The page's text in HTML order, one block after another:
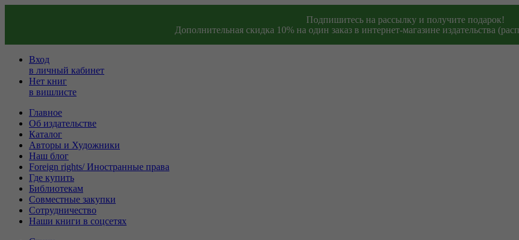
Подпишитесь на рассылку и получите подарок!
Дополнительная скидка 10% на один заказ в интернет-магазине издательства
Вход
в личный кабинет
Нет книг
в вишлисте
Главное
Об издательстве
Каталог
Авторы и Художники
Наш блог
Foreign rights/ Иностранные права
Где купить
Библиотекам
Совместные закупки
Сотрудничество
Наши книги в соцсетях